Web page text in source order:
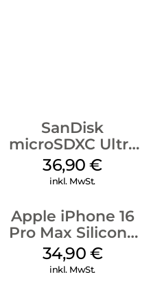
SanDisk
microSDXC Ultra
128 GB + Adapter
Mobile
36,90€
inkl. MwSt.
Apple iPhone 16
Pro Max Silicone
Case MagSafe
Denim
34,90 €
inkl. MwSt.